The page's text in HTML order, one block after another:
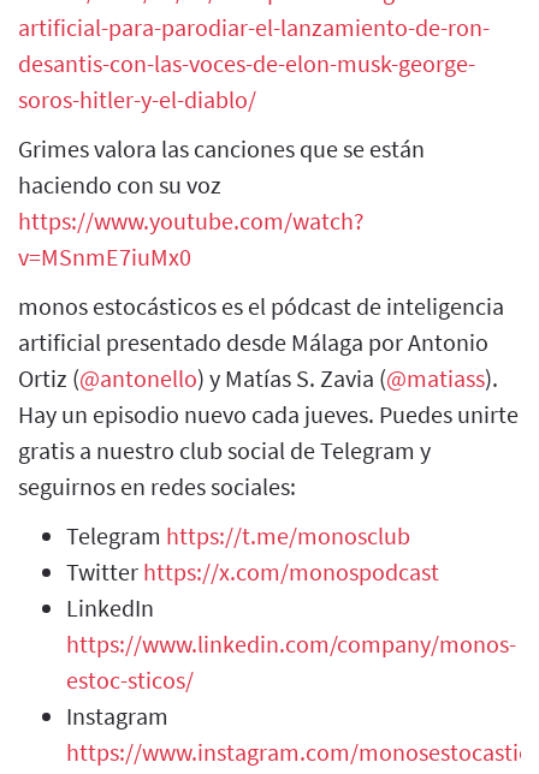
artificial-para-parodiar-el-lanzamiento-de-ron-
desantis-con-las-voces-de-elon-musk-george-
soros-hitler-y-el-diablo/
Grimes valora las canciones que se están
haciendo con su voz
https://www.youtube.com/watch?
v=MSnmE7iuMx0
monos estocásticos es el pódcast de inteligencia
artificial presentado desde Málaga por Antonio
Ortiz (@antonello) y Matías S. Zavia (@matiass).
Hay un episodio nuevo cada jueves. Puedes unirte
gratis a nuestro club social de Telegram y
seguirnos en redes sociales:
Telegram https://t.me/monosclub
Twitter https://x.com/monospodcast
LinkedIn
https://www.linkedin.com/company/monos-
estoc-sticos/
Instagram
https://www.instagram.com/